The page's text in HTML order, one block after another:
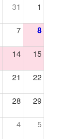
31 1
7 8
14 15
21 22
28 29
4 5